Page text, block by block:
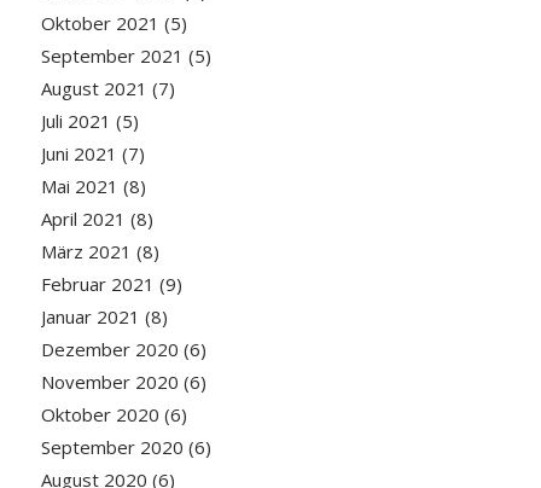
Oktober 2021 (5)
September 2021 (5)
August 2021 (7)
Juli 2021 (5)
Juni 2021 (7)
Mai 2021 (8)
April 2021 (8)
März 2021 (8)
Februar 2021 (9)
Januar 2021 (8)
Dezember 2020 (6)
November 2020 (6)
Oktober 2020 (6)
September 2020 (6)
August 2020 (6)